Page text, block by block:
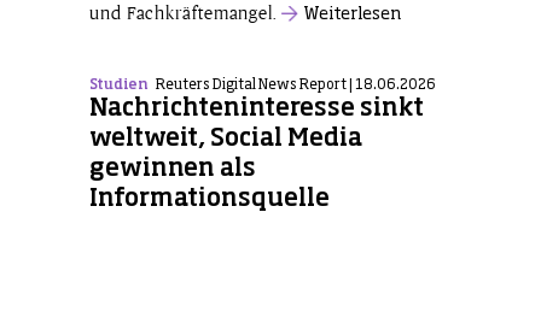
und Fachkräftemangel.
Weiterlesen
Studien Reuters Digital News Report | 18.06.2026
Nachrichteninteresse sinkt
weltweit, Social Media
gewinnen als
Informationsquelle